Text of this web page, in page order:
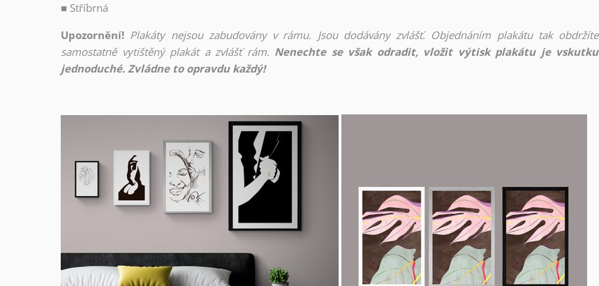
■ Stříbrná
Upozornění! Plakáty nejsou zabudovány v rámu. Jsou dodávány zvlášť. Objednáním plakátu tak obdržíte
samostatně vytištěný plakát a zvlášť rám. Nenechte se však odradit, vložit výtisk plakátu je vskutku
jednoduché. Zvládne to opravdu každý!